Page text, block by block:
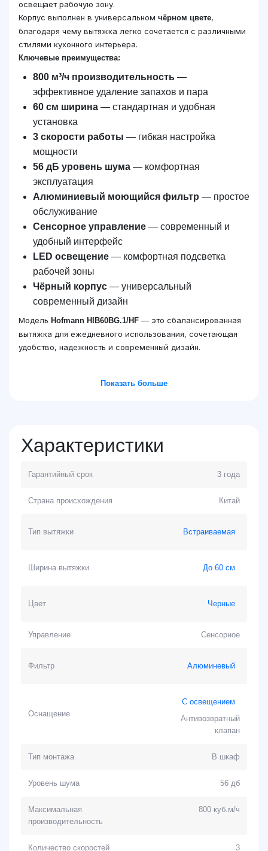
освещает рабочую зону.
Корпус выполнен в универсальном чёрном цвете,
благодаря чему вытяжка легко сочетается с различными
стилями кухонного интерьера.
Ключевые преимущества:
800 м³/ч производительность —
эффективное удаление запахов и пара
60 см ширина — стандартная и удобная
установка
3 скорости работы — гибкая настройка
мощности
56 дБ уровень шума — комфортная
эксплуатация
Алюминиевый моющийся фильтр — простое
обслуживание
Сенсорное управление — современный и
удобный интерфейс
LED освещение — комфортная подсветка
рабочей зоны
Чёрный корпус — универсальный
современный дизайн
Модель Hofmann HIB60BG.1/HF — это сбалансированная
вытяжка для ежедневного использования, сочетающая
удобство, надежность и современный дизайн.
Показать больше
Характеристики
Гарантийный срок 3 года
Страна происхождения Китай
Тип вытяжки Встраиваемая
Ширина вытяжки До 60 см
Цвет Черные
Управление Сенсорное
Фильтр Алюминевый
Оснащение
С освещением
Антивозвратный
клапан
Тип монтажа В шкаф
Уровень шума 56 дб
Максимальная
производительность
800 куб.м/ч
Количество скоростей 3